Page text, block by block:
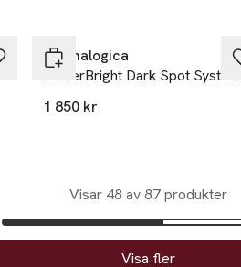
Dermalogica
PowerBright Dark Spot System
1 850 kr
Visar 48 av 87 produkter
Visa fler